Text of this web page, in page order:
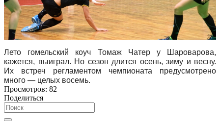
Лето гомельский коуч Томаж Чатер у Шароварова,
кажется, выиграл. Но сезон длится осень, зиму и весну.
Их встреч регламентом чемпионата предусмотрено
много — целых восемь.
Просмотров: 82
Поделиться